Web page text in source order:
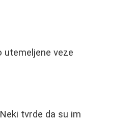
utemeljene veze
tvrde da su im